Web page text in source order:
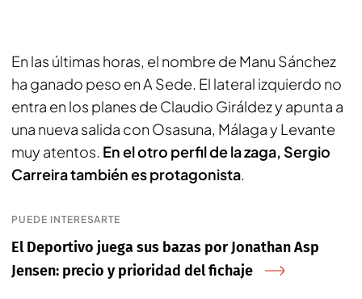
En las últimas horas, el nombre de Manu Sánchez
ha ganado peso en A Sede. El lateral izquierdo no
entra en los planes de Claudio Giráldez y apunta a
una nueva salida con Osasuna, Málaga y Levante
muy atentos. En el otro perfil de la zaga, Sergio
Carreira también es protagonista.
PUEDE INTERESARTE
El Deportivo juega sus bazas por Jonathan Asp
Jensen: precio y prioridad del fichaje